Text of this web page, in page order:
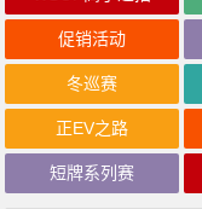
促销活动
冬巡赛
正EV之路
短牌系列赛